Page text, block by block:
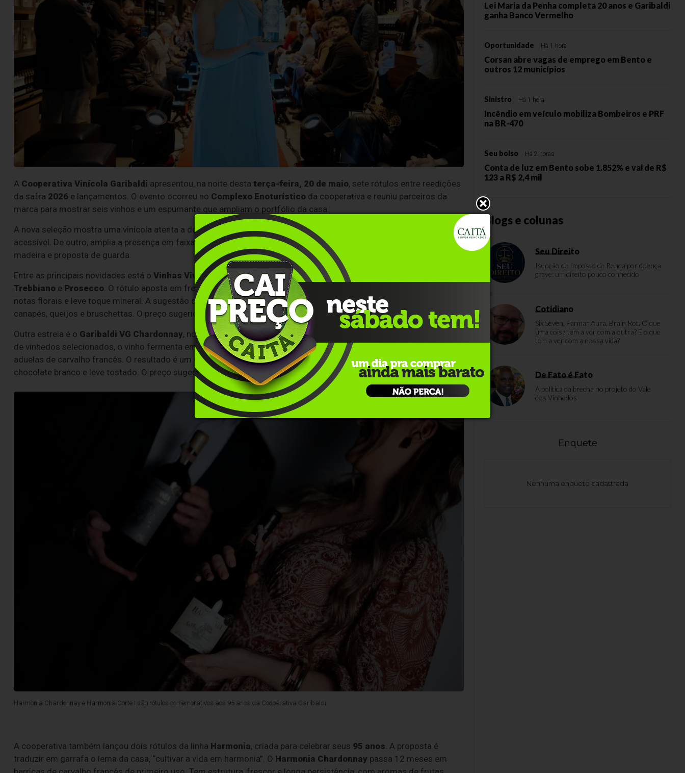
A Cooperativa Vinícola Garibaldi apresentou, na noite desta terça-feira, 20 de maio, sete rótulos entre reedições
da safra 2026 e lançamentos. O evento ocorreu no Complexo Enoturístico da cooperativa e reuniu parceiros da
marca para mostrar seis vinhos e um espumante que ampliam o portfólio da casa.
A nova seleção mostra uma vinícola atenta a dois caminhos. De um lado, preserva rótulos de perfil jovem, fresco e
acessível. De outro, amplia a presença em faixas mais altas, com vinhos de maior complexidade, passagem por
madeira e proposta de guarda.
Entre as principais novidades está o Vinhas Vivas, vinho levemente gaseificado elaborado com as variedades
Trebbiano e Prosecco. O rótulo aposta em frescor, baixa complexidade e perfil fácil de beber. Tem aromas cítricos,
notas florais e leve toque mineral. A sugestão de consumo passa por frutos do mar, saladas, risotos suaves,
canapés, queijos e bruschettas. O preço sugerido é deR$ 29,90.
Outra estreia é o Garibaldi VG Chardonnay, novo integrante da linha premium da cooperativa. Produzido com uvas
de vinhedos selecionados, o vinho fermenta em baixa temperatura e amadurece por seis meses em inox com
aduelas de carvalho francês. O resultado é um Chardonnay de perfil clássico, com notas de abacaxi maduro, baunilha,
chocolate branco e leve tostado. O preço sugerido é deR$ 79
Harmonia Chardonnay e Harmonia Corte I são rótulos comemorativos aos 95 anos da Cooperativa Garibaldi
A cooperativa também lançou dois rótulos da linha Harmonia, criada para celebrar seus 95 anos. A proposta é
traduzir em garrafa o lema da casa, “cultivar a vida em harmonia”. O Harmonia Chardonnay passa 12 meses em
Lei Maria da Penha completa 20 anos e Garibaldi
ganha Banco Vermelho
Oportunidade Há 1 hora
Corsan abre vagas de emprego em Bento e
outros 12 municípios
Sinistro Há 1 hora
Incêndio em veículo mobiliza Bombeiros e PRF
na BR-470
Seu bolso Há 2 horas
Conta de luz em Bento sobe 1.852% e vai de R$
123 a R$ 2,4 mil
Blogs e colunas
Seu Direito
Isenção de Imposto de Renda por doença
grave: um direito pouco conhecido
Cotidiano
Six Seven, Farmar Aura, Brain Rot. O que
uma coisa tem a ver com a outra? E o que
tem a ver com a nossa vida?
De Fato é Fato
A política da brecha no projeto do Vale
dos Vinhedos
Enquete
Nenhuma enquete cadastrada